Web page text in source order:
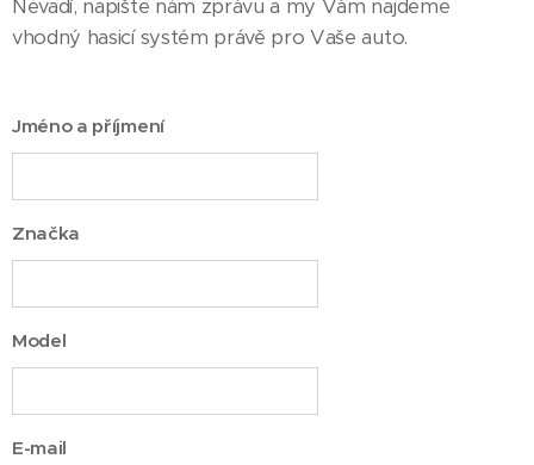
Nevadí, napište nám zprávu a my Vám najdeme
vhodný hasicí systém právě pro Vaše auto.
Jméno a příjmení
Značka
Model
E-mail